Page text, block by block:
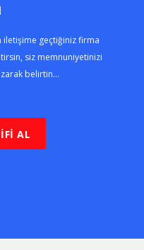
iletişime geçtiğiniz firma
siz memnuniyetinizi
belirtin...
AL